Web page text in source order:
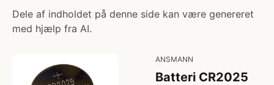
Dele af indholdet på denne side kan være genereret
med hjælp fra AI.
ANSMANN
Batteri CR2025